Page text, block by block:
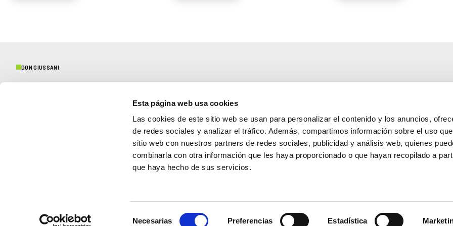
Esta página web usa cookies
Las cookies de este sitio web se usan para personalizar el contenido y los anuncios,
de redes sociales y analizar el tráfico. Además, compartimos información sobre el uso
sitio web con nuestros partners de redes sociales, publicidad y análisis web, quienes
combinarla con otra información que les haya proporcionado o que hayan recopilado a
que haya hecho de sus servicios.
Necesarias Preferencias Estadística
DON GIUSSANI
PODCAST
Y vosotros, ¿quién decís que soy
yo? (en italiano)
El sentido
© 1996 - 2026 Fraternidad de Comunión y Liberación - CIF 97038000580